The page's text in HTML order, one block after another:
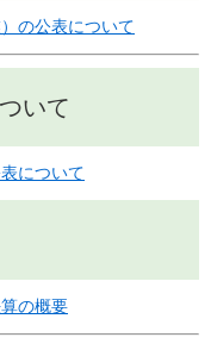
の公表について
いて
について
の概要